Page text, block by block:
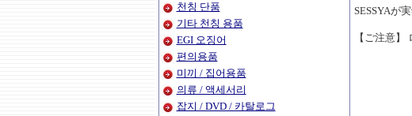
천칭 단품
기타 천칭 용품
EGI 오징어
편의용품
미끼 / 집어용품
의류 / 액세서리
잡지 / DVD / 카탈로그
SESSYAが
【ご注意】